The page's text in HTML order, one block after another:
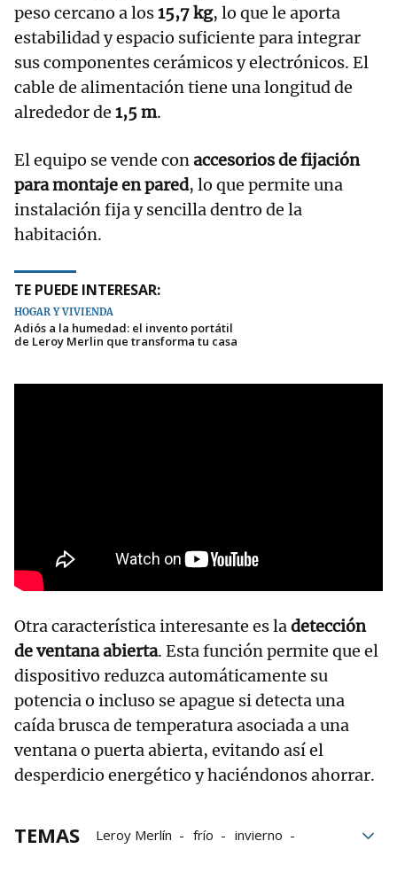
peso cercano a los15,7 kg, lo que le aporta
estabilidad y espacio suficiente para integrar
sus componentes cerámicos y electrónicos. El
cable de alimentación tiene una longitud de
alrededor de 1,5 m.
El equipo se vende conaccesorios de fijación
para montaje en pared, lo que permite una
instalación fija y sencilla dentro de la
habitación.
TE PUEDE INTERESAR:
HOGAR Y VIVIENDA
Adiós a la humedad: el invento portátil
de Leroy Merlin que transforma tu casa
Otra característica interesante es ladetección
de ventana abierta. Esta función permite que el
dispositivo reduzca automáticamente su
potencia o incluso se apague si detecta una
caída brusca de temperatura asociada a una
ventana o puerta abierta, evitando así el
desperdicio energético y haciéndonos ahorrar.
TEMAS Leroy Merlín frío
invierno